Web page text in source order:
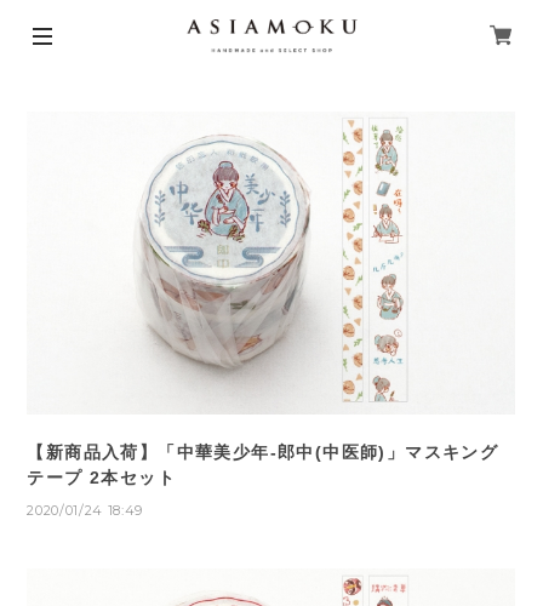
【新商品入荷】「中華美少年-郎中(中医師)」マスキング
テープ 2本セット
2020/01/24 18:49